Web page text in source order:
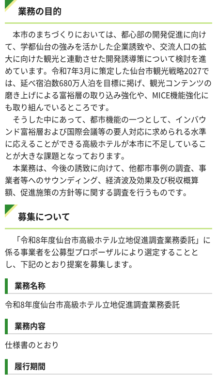
業務の目的
本市のまちづくりにおいては、都心部の開発促進に向け
て、学都仙台の強みを活かした企業誘致や、交流人口の拡
大に向けた観光と連動させた開発誘導策について検討を進
めています。令和7年3月に策定した仙台市観光戦略2027で
は、延べ宿泊数680万人泊を目標に掲げ、観光コンテンツの
磨き上げによる富裕層の取り込み強化や、MICE機能強化に
も取り組んでいるところです。
そうした中にあって、都市機能の一つとして、インバウ
ンド富裕層および国際会議等の要人対応に求められる水準
に応えることができる高級ホテルが本市に不足しているこ
とが大きな課題となっております。
本業務は、今後の誘致に向けて、他都市事例の調査、事
業者等へのサウンディング、経済波及効果及び税収概算
額、促進施策の方針等に関する調査を行うものです。
募集について
「令和8年度仙台市高級ホテル立地促進調査業務委託」に
係る事業者を公募型プロポーザルにより選定することと
し、下記のとおり提案を募集します。
業務名称
令和8年度仙台市高級ホテル立地促進調査業務委託
業務内容
仕様書のとおり
履行期間